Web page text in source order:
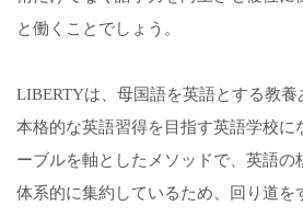
と働くことでしょう。
LIBERTYは、母国語を英語とする教養
本格的な英語習得を目指す英語学校に
ーブルを軸としたメソッドで、英語の
体系的に集約しているため、回り道を